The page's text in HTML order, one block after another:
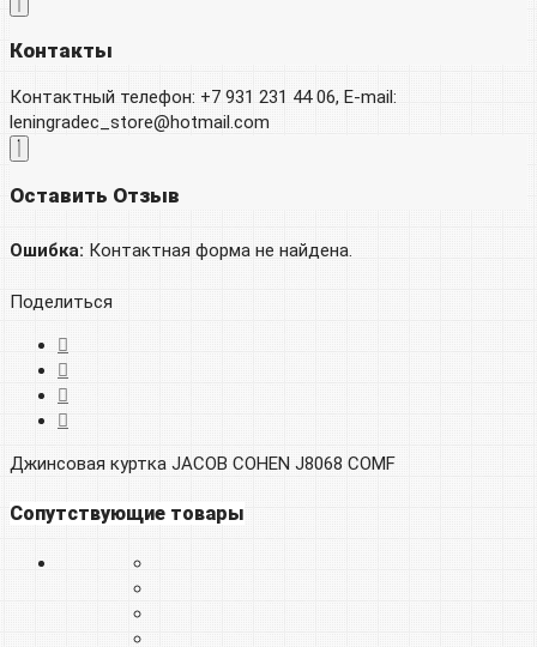
Контакты
Контактный телефон: +7 931 231 44 06, E-mail:
leningradec_store@hotmail.com
Оставить Отзыв
Ошибка: Контактная форма не найдена.
Поделиться
Джинсовая куртка JACOB COHEN J8068 COMF
Сопутствующие товары